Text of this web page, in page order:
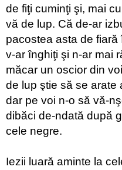
de fiţi cuminţi şi, mai
vă de lup. Că de-ar
pacostea asta de fiară
v-ar înghiţi şi n-ar mai
măcar un oscior din
de lup ştie să se arate
dar pe voi n-o să vă-
dibăci de-ndată după
cele negre.
Iezii luară aminte la